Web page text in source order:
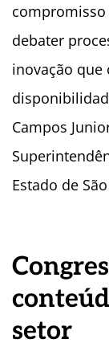
compromisso
debater
inovação
Campos
Estado de
setor